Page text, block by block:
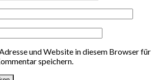
und Website in diesem Browser für
speichern.